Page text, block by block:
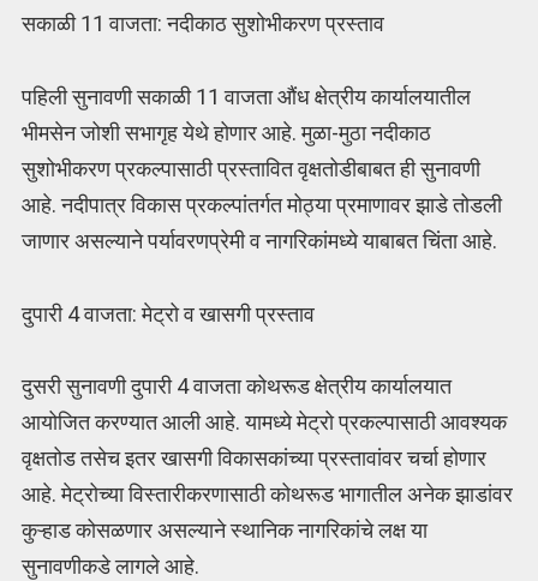
सकाळी 11 वाजता: नदीकाठ सुशोभीकरण प्रस्ताव
पहिली सुनावणी सकाळी 11 वाजता औंध क्षेत्रीय कार्यालयातील
भीमसेन जोशी सभागृह येथे होणार आहे. मुळा-मुठा नदीकाठ
सुशोभीकरण प्रकल्पासाठी प्रस्तावित वृक्षतोडीबाबत ही सुनावणी
आहे. नदीपात्र विकास प्रकल्पांतर्गत मोठ्या प्रमाणावर झाडे तोडली
जाणार असल्याने पर्यावरणप्रेमी व नागरिकांमध्ये याबाबत चिंता आहे.
दुपारी 4 वाजता: मेट्रो व खासगी प्रस्ताव
दुसरी सुनावणी दुपारी 4 वाजता कोथरूड क्षेत्रीय कार्यालयात
आयोजित करण्यात आली आहे. यामध्ये मेट्रो प्रकल्पासाठी आवश्यक
वृक्षतोड तसेच इतर खासगी विकासकांच्या प्रस्तावांवर चर्चा होणार
आहे. मेट्रोच्या विस्तारीकरणासाठी कोथरूड भागातील अनेक झाडांवर
कुऱ्हाड कोसळणार असल्याने स्थानिक नागरिकांचे लक्ष या
सुनावणीकडे लागले आहे.